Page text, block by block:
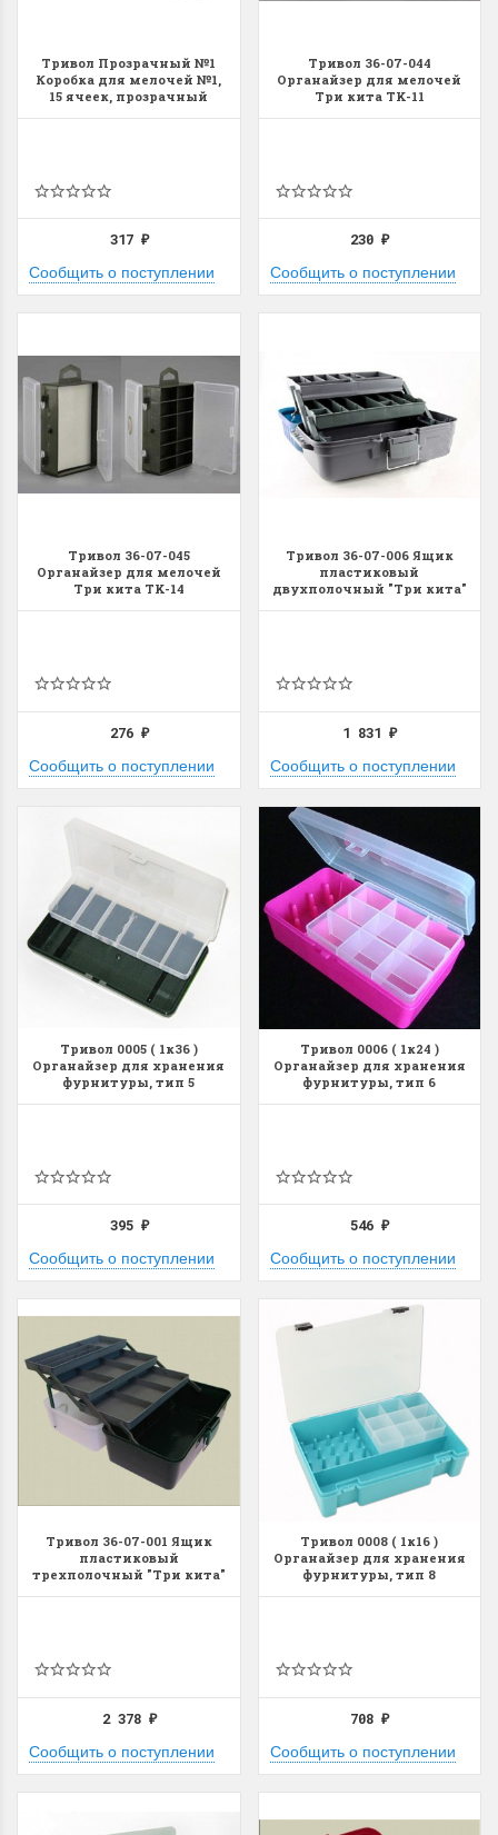
!! СКИДКА 20% ‼️ с 1 до 3 июня в
честь первого летнего дня
Чудетство...
1 июня 2024 11:29
На сайте пополнение
Dimensions
Спешите купить...
22 мая 2024 13:01
Dimensions 35231
Willow Swan
(Ива-лебедь)
Хороший набор
Отличный набор, канва,
Ларина Евгения
1 апреля 2026 14:55
13648USA
Bear and
(Белый
с
раритетный
комплектация
Ларина
1 апреля 2026
Тривол Прозрачный №1
Коробка для мелочей №1,
15 ячеек, прозрачный
317 ₽
Сообщить о поступлении
Тривол 36-07-044
Органайзер для мелочей
Три кита TK-11
230₽
Сообщить о поступлении
Тривол 36-07-045
Органайзер для мелочей
Три кита TK-14
276 ₽
Сообщить о поступлении
Тривол 36-07-006 Ящик
пластиковый
двухполочный "Три кита"
1 831₽
Сообщить о поступлении
Тривол 0005 ( 1к36 )
Органайзер для хранения
фурнитуры, тип 5
395 ₽
Сообщить о поступлении
Тривол 0006 ( 1к24 )
Органайзер для хранения
фурнитуры, тип 6
546₽
Сообщить о поступлении
Тривол 36-07-001 Ящик
пластиковый
трехполочный "Три кита"
2 378 ₽
Сообщить о поступлении
Тривол 0008 ( 1к16 )
Органайзер для хранения
фурнитуры, тип 8
708₽
Сообщить о поступлении